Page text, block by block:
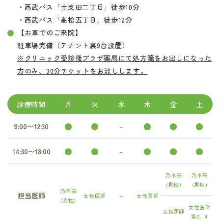
・西武バス「土支田二丁目」徒歩10分
・西武バス「高松五丁目」徒歩12分
【お車でのご来院】
駐車場完備（テナント裏9台設置）
※クリニック受診後プラザ薬局にて処方箋をお出しになった
方のみ、30分チケットをお渡しします。
診療時間 月 火 水 木 金 土
9:00〜12:30 ● ● - ● ● ●
14:30〜18:00 ● ● - ● ● ●
担当医師
乃木田
(男性)
女性医師 - 女性医師
乃木田
(男性)
乃木田
(男性)
女性医師
女性医師
第2、4